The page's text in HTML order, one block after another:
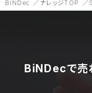
BiNDec ナレッジTOP
BiNDecで売